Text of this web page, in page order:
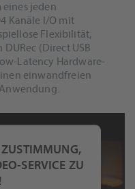
eines jeden
Kanäle I/O mit
Flexibilität,
(Direct USB
Latency Hardware-
einwandfreien
SERVICE ZU